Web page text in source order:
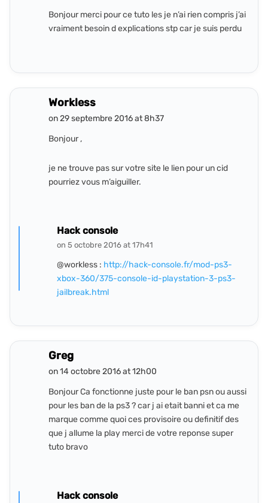
Bonjour merci pour ce tuto les je n’ai rien compris j’ai
vraiment besoin d explications stp car je suis perdu
Workless
on 29 septembre 2016 at 8h37
Bonjour ,
je ne trouve pas sur votre site le lien pour un cid
pourriez vous m’aiguiller.
Hack console
on 5 octobre 2016 at 17h41
@workless : http://hack-console.fr/mod-ps3-
xbox-360/375-console-id-playstation-3-ps3-
jailbreak.html
Greg
on 14 octobre 2016 at 12h00
Bonjour Ca fonctionne juste pour le ban psn ou aussi
pour les ban de la ps3 ? car j ai etait banni et ca me
marque comme quoi ces provisoire ou definitif des
que j allume la play merci de votre reponse super
tuto bravo
Hack console